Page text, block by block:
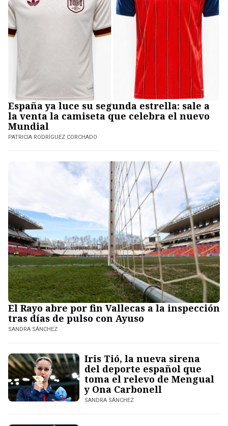
España ya luce su segunda estrella: sale a
la venta la camiseta que celebra el nuevo
Mundial
PATRICIA RODRÍGUEZ CORCHADO
El Rayo abre por fin Vallecas a la inspección
tras días de pulso con Ayuso
SANDRA SÁNCHEZ
Iris Tió, la nueva sirena
del deporte español que
toma el relevo de Mengual
y Ona Carbonell
SANDRA SÁNCHEZ